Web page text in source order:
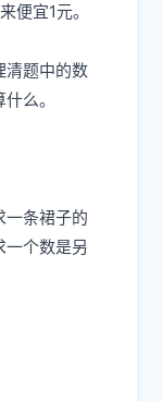
便宜1元。
清题中的数
么。
一条裙子的
一个数是另